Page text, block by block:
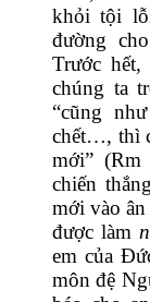
khỏi tội
đường
Trước
chúng ta
“cũng
chết…, thì
mới”
chiến
mới vào ân
được làm
em của
môn đệ